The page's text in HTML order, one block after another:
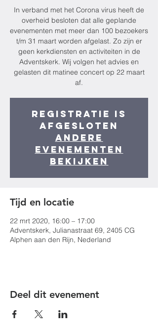
In verband met het Corona virus heeft de
overheid besloten dat alle geplande
evenementen met meer dan 100 bezoekers
t/m 31 maart worden afgelast. Zo zijn er
geen kerkdiensten en activiteiten in de
Adventskerk. Wij volgen het advies en
gelasten dit matinee concert op 22 maart
af.
Registratie is
afgesloten
Andere
evenementen
bekijken
Tijd en locatie
22 mrt 2020, 16:00 – 17:00
Adventskerk, Julianastraat 69, 2405 CG
Alphen aan den Rijn, Nederland
Deel dit evenement